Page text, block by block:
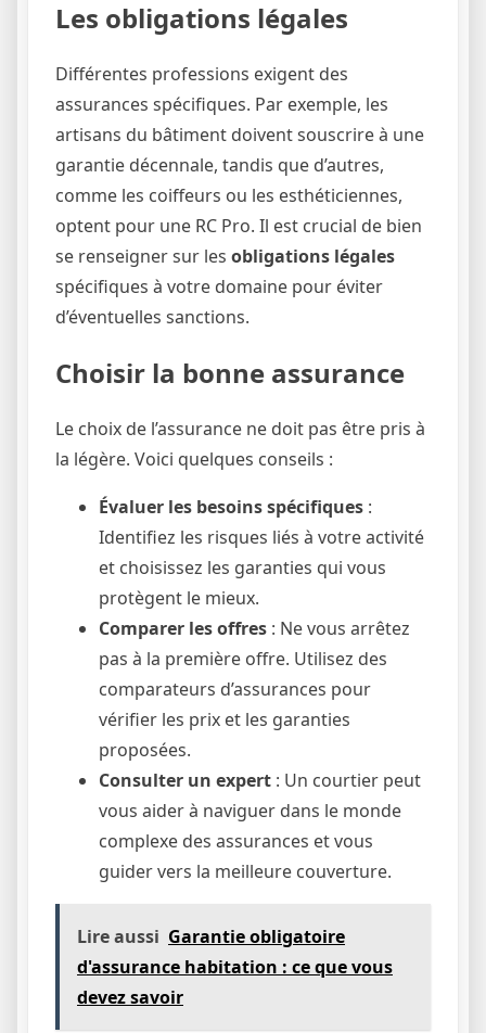
Les obligations légales
Différentes professions exigent des
assurances spécifiques. Par exemple, les
artisans du bâtiment doivent souscrire à une
garantie décennale, tandis que d’autres,
comme les coiffeurs ou les esthéticiennes,
optent pour une RC Pro. Il est crucial de bien
se renseigner sur les obligations légales
spécifiques à votre domaine pour éviter
d’éventuelles sanctions.
Choisir la bonne assurance
Le choix de l’assurance ne doit pas être pris à
la légère. Voici quelques conseils :
Évaluer les besoins spécifiques :
Identifiez les risques liés à votre activité
et choisissez les garanties qui vous
protègent le mieux.
Comparer les offres : Ne vous arrêtez
pas à la première offre. Utilisez des
comparateurs d’assurances pour
vérifier les prix et les garanties
proposées.
Consulter un expert : Un courtier peut
vous aider à naviguer dans le monde
complexe des assurances et vous
guider vers la meilleure couverture.
Lire aussi Garantie obligatoire
d'assurance habitation : ce que vous
devez savoir